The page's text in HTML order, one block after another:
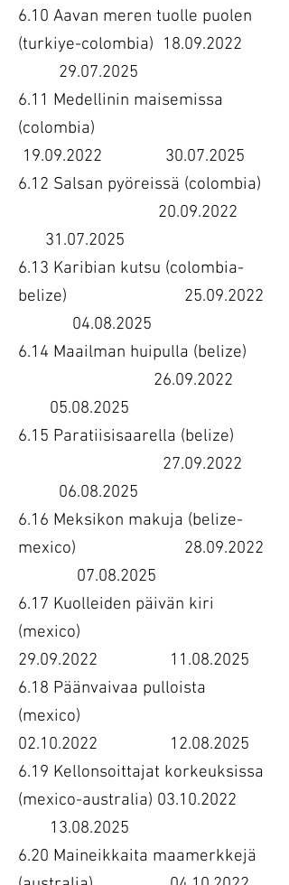
6.10 Aavan meren tuolle puolen
(turkiye-colombia) 18.09.2022
29.07.2025
6.11 Medellinin maisemissa
(colombia)
19.09.2022 30.07.2025
6.12 Salsan pyöreissä (colombia)
20.09.2022
31.07.2025
6.13 Karibian kutsu (colombia-
belize) 25.09.2022
04.08.2025
6.14 Maailman huipulla (belize)
26.09.2022
05.08.2025
6.15 Paratiisisaarella (belize)
27.09.2022
06.08.2025
6.16 Meksikon makuja (belize-
mexico) 28.09.2022
07.08.2025
6.17 Kuolleiden päivän kiri
(mexico)
29.09.2022 11.08.2025
6.18 Päänvaivaa pulloista
(mexico)
02.10.2022 12.08.2025
6.19 Kellonsoittajat korkeuksissa
(mexico-australia) 03.10.2022
13.08.2025
6.20 Maineikkaita maamerkkejä